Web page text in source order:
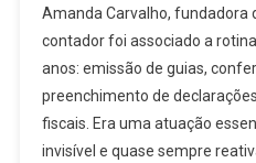
Amanda Carvalho, fundadora
contador foi associado a
anos: emissão de guias,
preenchimento de
fiscais. Era uma atuação
invisível e quase sempre